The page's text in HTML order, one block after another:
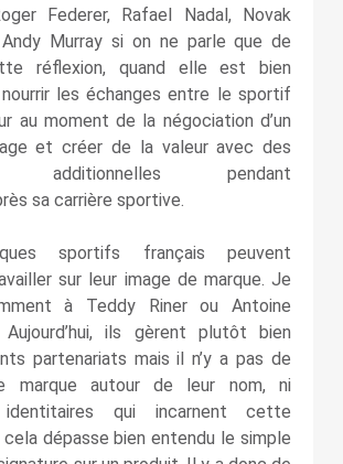
Federer, Rafael Nadal, Novak
Murray si on ne parle que de
réflexion, quand elle est bien
les échanges entre le sportif
au moment de la négociation d’un
et créer de la valeur avec des
additionnelles pendant
sa carrière sportive.
sportifs français peuvent
sur leur image de marque. Je
à Teddy Riner ou Antoine
ils gèrent plutôt bien
partenariats mais il n’y a pas de
marque autour de leur nom, ni
identitaires qui incarnent cette
dépasse bien entendu le simple